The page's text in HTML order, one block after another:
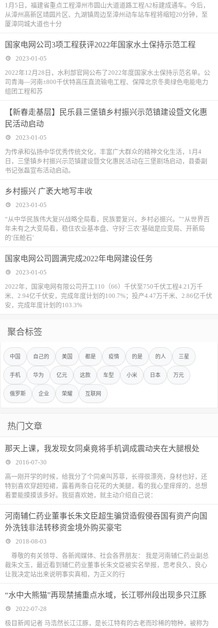
1月5日，福建省重点工程漳州市圆山大道道路工程A2标建成通车。今后，
从漳州高新区靖圆片区、九湖镇周边至漳州动车站车程将缩短20分钟，至
厦漳同城大道也十分
国家电网公司3项工程获评2022年国家水土保持示范工程
2023-01-05
2022年12月28日，水利部官网公布了2022年度国家水土保持示范名单。公
司青海—河南±800千伏特高压直流输电工程、保障北京冬奥绿色电能电力
组团工程和苏
【新春走基层】民乐县三堡镇乡村振兴示范镇建设暨文化惠
民活动启动
2023-01-05
为传承和弘扬中华优秀传统文化，丰富广大群众的精神文化生活，1月4
日，三堡镇乡村振兴示范镇建设暨文化惠民活动在三堡剧场启动，县委副
书记张磊宣布活动启动。
乡村振兴 广袤大地写丰收
2023-01-05
“从中华民族伟大复兴战略全局看，民族要复兴，乡村必振兴。”“从世界百
年未有之大变局看，稳住农业基本盘、守好‘三农’基础是应变局、开新局
的‘压舱石’
国家电网公司圆满完成2022年电网建设任务
2023-01-05
2022年，国家电网有限公司开工110（66）千伏至750千伏工程4.21万千
米、2.94亿千伏安，完成年度计划的100.7%；投产4.47万千米、2.86亿千伏
安，完成年度计划的103.3%
聚合标签
中国 自己的 美国 都是 疫情 的是 的人 三星
手机 华为 亿元 这款 车型 小米 日本 万元
俄罗斯 企业 荣耀 互联网
热门文章
那天上课，我发现女同桌竟将手机调成震动夹在大腿根处
2016-07-30
高一刚开学的时候，给我分了个同桌叫苏菲，长得很漂亮，身材也好，还
特别喜欢穿超短裙，露着两条白花花的大美腿，看的我心里痒痒的，总想
着要能摸摸该多好。我挺喜欢她，就主动介绍自己说：
河南辅仁药业董事长朱文臣超生骗贷造假侵吞国有资产向国
外洗钱非法转移资金境外购买豪宅
2018-08-03
尊敬的有关领导、各新闻媒体、社会各界朋友： 我是河南辅仁药业副总
裁朱文玉，最近看到辅仁药业董事长朱文臣被实名举报，思考良久，良心
让我决定站出来说明事实真相，为正义的行
“水中大熊猫”再现禁捕重点水域，长江鄂州段出现多只江豚
2022-07-28
极目新闻记者 马浩然长江江豚，是长江特有的古老而珍稀的物种，被称为